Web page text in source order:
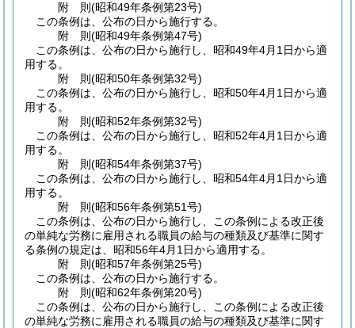
附 則(昭和49年条例第23号)
この条例は、公布の日から施行する。
附 則(昭和49年条例第47号)
この条例は、公布の日から施行し、昭和49年4月1日から適
用する。
附 則(昭和50年条例第32号)
この条例は、公布の日から施行し、昭和50年4月1日から適
用する。
附 則(昭和52年条例第32号)
この条例は、公布の日から施行し、昭和52年4月1日から適
用する。
附 則(昭和54年条例第37号)
この条例は、公布の日から施行し、昭和54年4月1日から適
用する。
附 則(昭和56年条例第51号)
この条例は、公布の日から施行し、この条例による改正後
の単純な労務に雇用される職員の給与の種類及び基準に関す
る条例の規定は、昭和56年4月1日から適用する。
附 則(昭和57年条例第25号)
この条例は、公布の日から施行する。
附 則(昭和62年条例第20号)
この条例は、公布の日から施行し、この条例による改正後
の単純な労務に雇用される職員の給与の種類及び基準に関す